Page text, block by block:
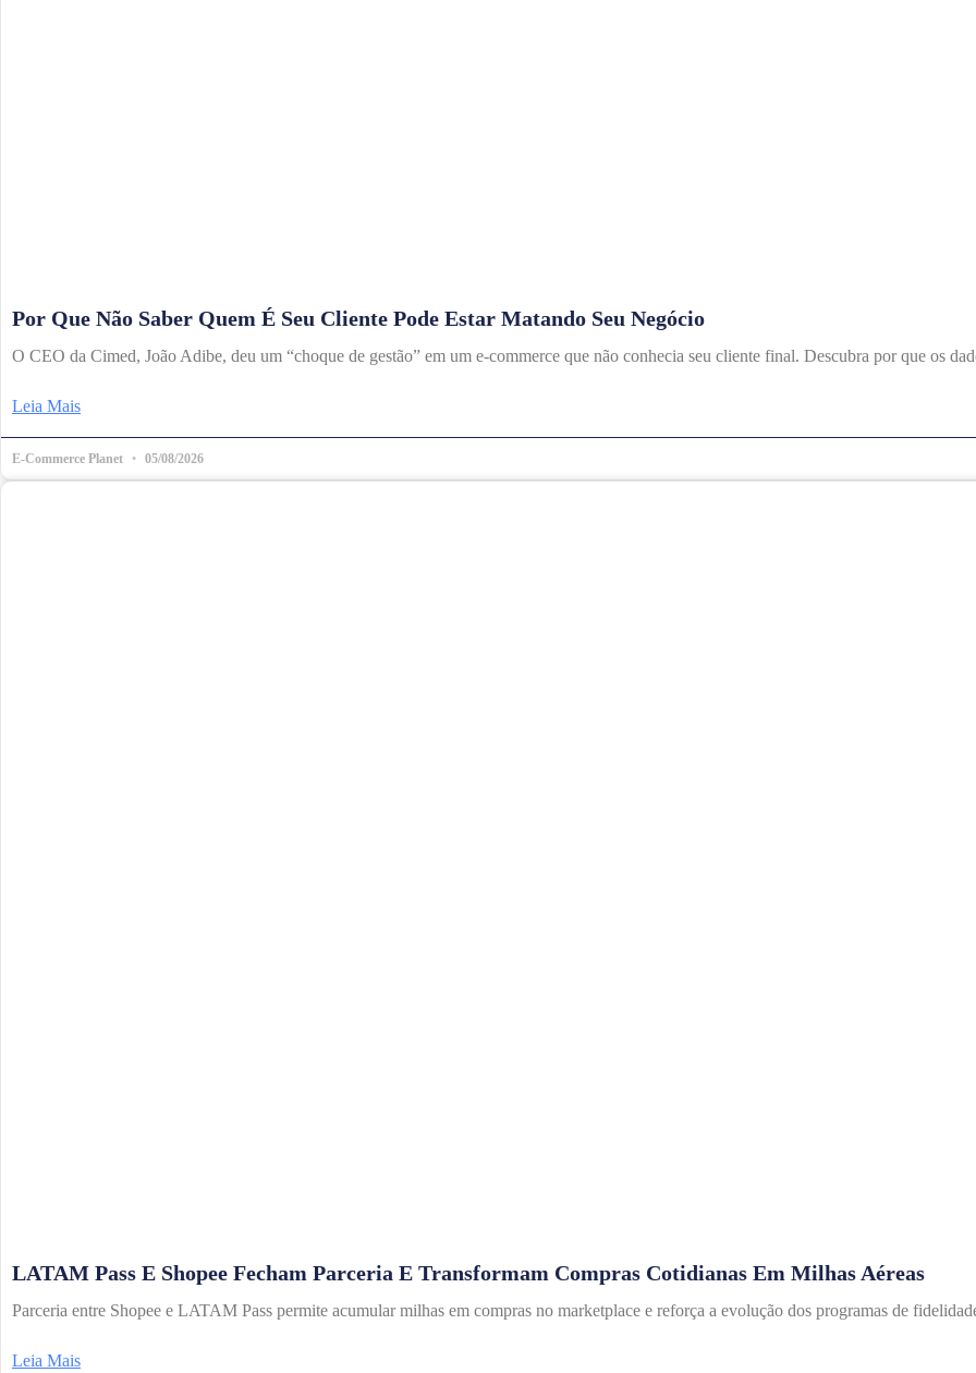
Por Que Não Saber Quem É Seu Cliente Pode Estar Matando Seu Negócio
O CEO da Cimed, João Adibe, deu um “choque de gestão” em um e-commerce que não conhecia seu cliente final. Descubra por que os
Leia Mais
E-Commerce Planet 05/08/2026
LATAM Pass E Shopee Fecham Parceria E Transformam Compras Cotidianas Em Milhas Aéreas
Parceria entre Shopee e LATAM Pass permite acumular milhas em compras no marketplace e reforça a evolução dos programas de
Leia Mais